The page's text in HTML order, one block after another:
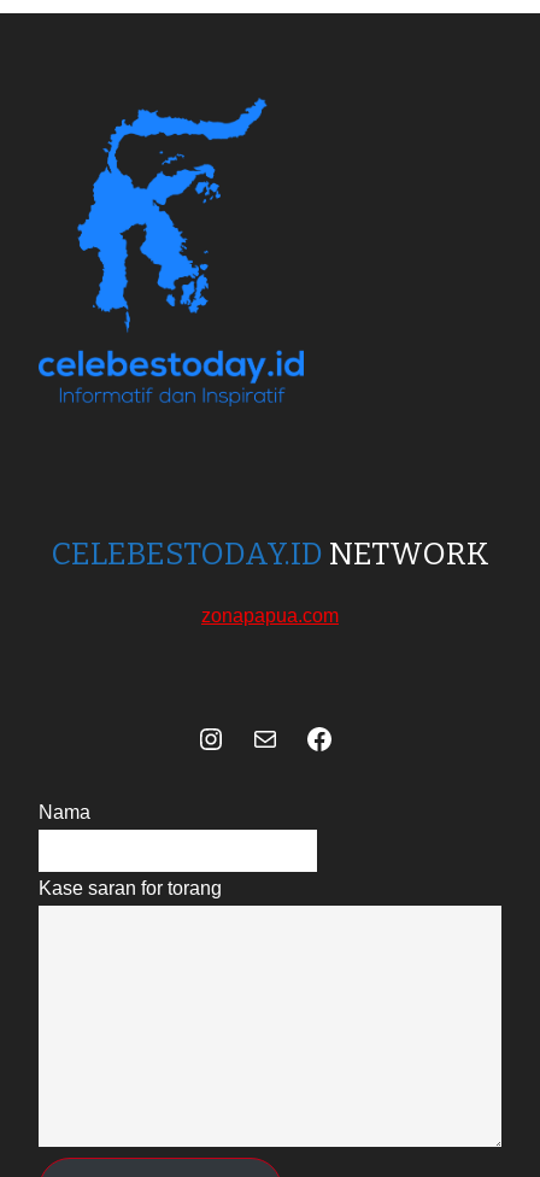
CELEBESTODAY.ID NETWORK
zonapapua.com
Instagram
Mail Celebes Today Social Media
Nama
Kase saran for torang